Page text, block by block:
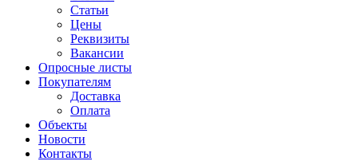
Статьи
Цены
Реквизиты
Вакансии
Опросные листы
Покупателям
Доставка
Оплата
Объекты
Новости
Контакты